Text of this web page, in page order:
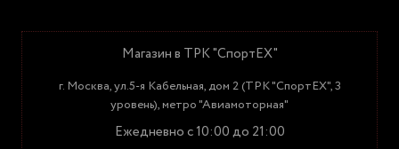
Магазин в ТРК "СпортЕХ"
г. Москва, ул.5-я Кабельная, дом 2 (ТРК "СпортЕХ", 3
уровень), метро "Авиамоторная"
Ежедневно с 10:00 до 21:00